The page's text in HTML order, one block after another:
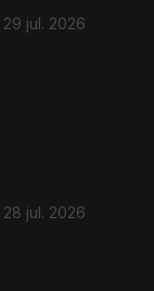
29 jul. 2026
28 jul. 2026